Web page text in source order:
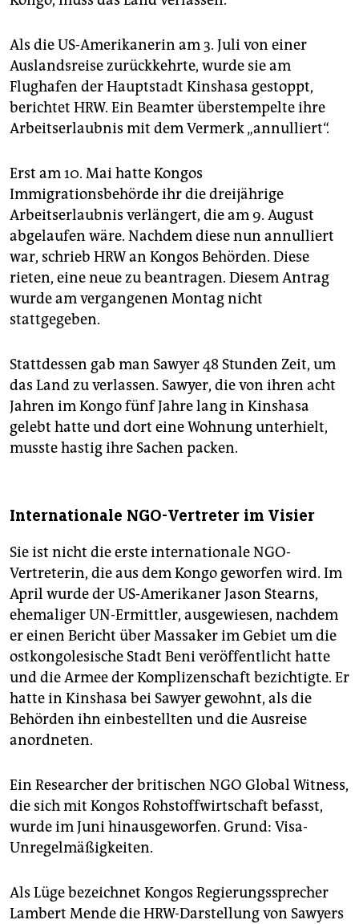
epaper login
Als die US-Amerikanerin am 3. Juli von einer
Auslandsreise zurückkehrte, wurde sie am
Flughafen der Hauptstadt Kinshasa gestoppt,
berichtet HRW. Ein Beamter überstempelte ihre
Arbeitserlaubnis mit dem Vermerk „annulliert“.
Erst am 10. Mai hatte Kongos
Immigrationsbehörde ihr die dreijährige
Arbeitserlaubnis verlängert, die am 9. August
abgelaufen wäre. Nachdem diese nun annulliert
war, schrieb HRW an Kongos Behörden. Diese
rieten, eine neue zu beantragen. Diesem Antrag
wurde am vergangenen Montag nicht
stattgegeben.
Stattdessen gab man Sawyer 48 Stunden Zeit, um
das Land zu verlassen. Sawyer, die von ihren acht
Jahren im Kongo fünf Jahre lang in Kinshasa
gelebt hatte und dort eine Wohnung unterhielt,
musste hastig ihre Sachen packen.
Internationale NGO-Vertreter im Visier
Sie ist nicht die erste internationale NGO-
Vertreterin, die aus dem Kongo geworfen wird. Im
April wurde der US-Amerikaner Jason Stearns,
ehemaliger UN-Ermittler, ausgewiesen, nachdem
er einen Bericht über Massaker im Gebiet um die
ostkongolesische Stadt Beni veröffentlicht hatte
und die Armee der Komplizenschaft bezichtigte. Er
hatte in Kinshasa bei Sawyer gewohnt, als die
Behörden ihn einbestellten und die Ausreise
anordneten.
Ein Researcher der britischen NGO Global Witness,
die sich mit Kongos Rohstoffwirtschaft befasst,
wurde im Juni hinausgeworfen. Grund: Visa-
Unregelmäßigkeiten.
Als Lüge bezeichnet Kongos Regierungssprecher
Lambert Mende die HRW-Darstellung von Sawyers